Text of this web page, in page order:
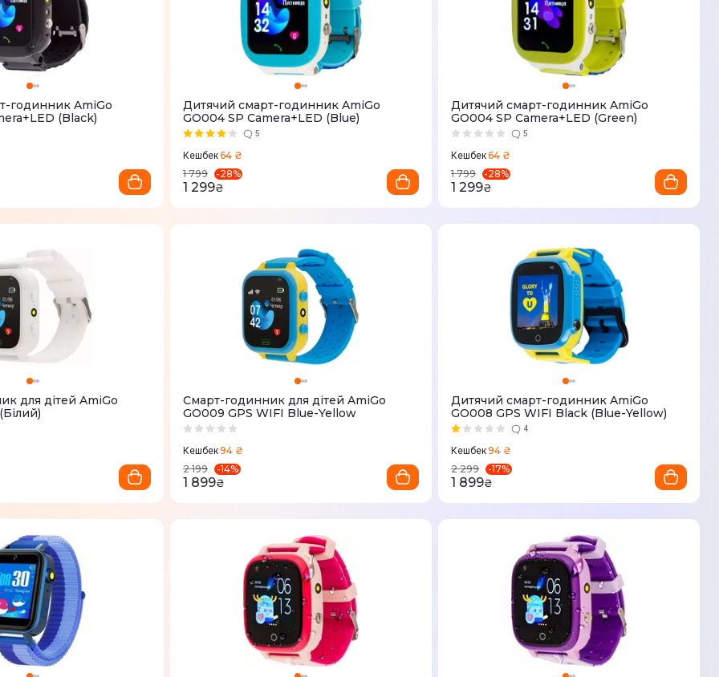
годинник AmiGo
(Black)
Дитячий смарт-годинник AmiGo
GO004 SP Camera+LED (Blue)
5
Кешбек64 ₴
1 799
-28%
1 299₴
Дитячий смарт-годинник AmiGo
GO004 SP Camera+LED (Green)
5
Кешбек64 ₴
1 799
-28%
1 299₴
для дітей AmiGo
Смарт-годинник для дітей AmiGo
GO009 GPS WIFI Blue-Yellow
Кешбек94 ₴
2 199
-14%
1 899₴
Дитячий смарт-годинник AmiGo
GO008 GPS WIFI Black (Blue-Yellow)
4
Кешбек94 ₴
2 299
-17%
1 899₴